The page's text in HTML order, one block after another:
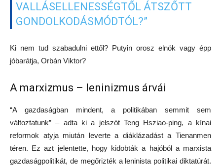
VALLÁSELLENESSÉGTŐL ÁTSZŐTT
GONDOLKODÁSMÓDTÓL?”
Ki nem tud szabadulni ettől? Putyin orosz elnök vagy épp
jóbarátja, Orbán Viktor?
A marxizmus – leninizmus árvái
“A gazdaságban mindent, a politikában semmit sem
változtatunk” – adta ki a jelszót Teng Hsziao-ping, a kínai
reformok atyja miután leverte a diáklázadást a Tienanmen
téren. Ez azt jelentette, hogy kidobták a hajóból a marxista
gazdaságpolitikát, de megőrizték a leninista politikai diktatúrát.